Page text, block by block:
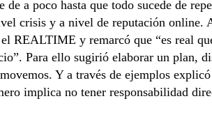
a poco hasta que todo sucede de
crisis y a nivel de reputación online.
REALTIME y remarcó que “es real
Para ello sugirió elaborar un plan,
Y a través de ejemplos
implica no tener responsabilidad